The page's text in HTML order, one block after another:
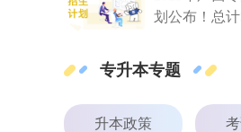
划公布！总计
专升本专题
升本政策